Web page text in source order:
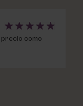
precio como